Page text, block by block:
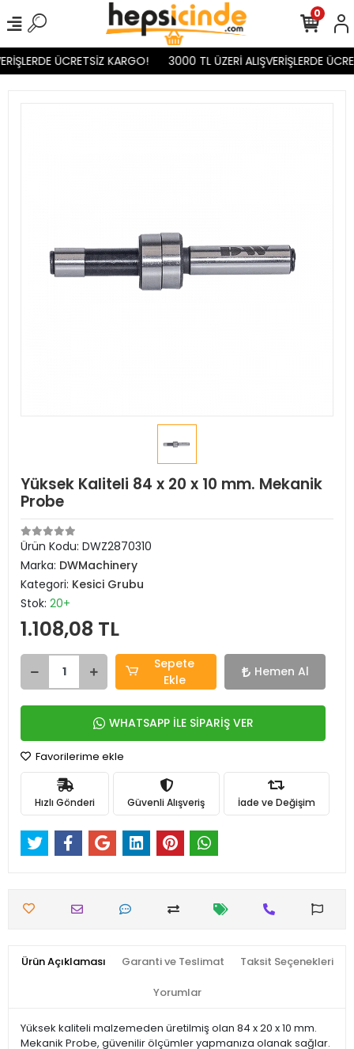
ÜCRETSİZ KARGO! 3000 TL ÜZERİ ALIŞVERİŞLERDE
0
Yüksek Kaliteli 84 x 20 x 10 mm. Mekanik
Probe
Ürün Kodu: DWZ2870310
Marka: DWMachinery
Kategori: Kesici Grubu
Stok: 20+
1.108,08 TL
Sepete
Ekle
Hemen Al
WHATSAPP İLE SİPARİŞ VER
Favorilerime ekle
Hızlı Gönderi Güvenli Alışveriş İade ve Değişim
Ürün Açıklaması Garanti ve Teslimat Taksit Seçenekleri
Yorumlar
Yüksek kaliteli malzemeden üretilmiş olan 84 x 20 x 10 mm.
Mekanik Probe, güvenilir ölçümler yapmanıza olanak sağlar.